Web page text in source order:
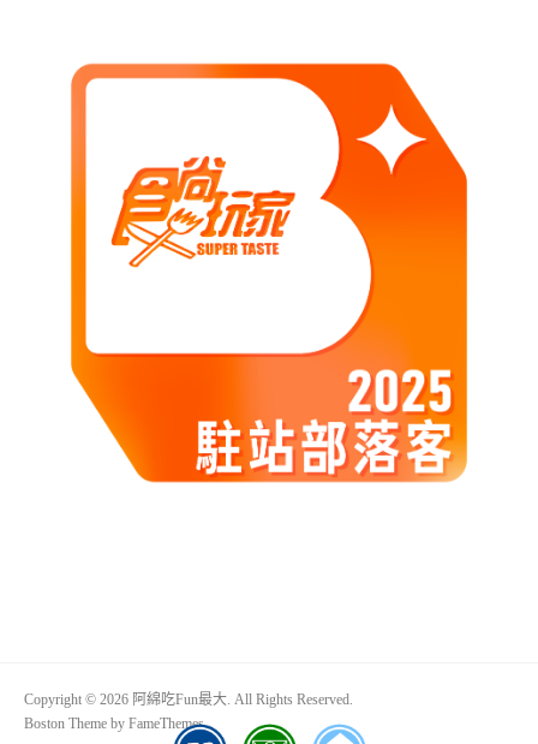
Copyright © 2026 阿綿吃Fun最大. All Rights Reserved.
Boston Theme by FameThemes